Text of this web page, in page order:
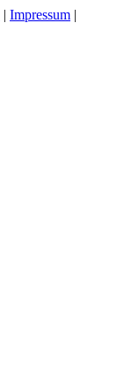
| Impressum |